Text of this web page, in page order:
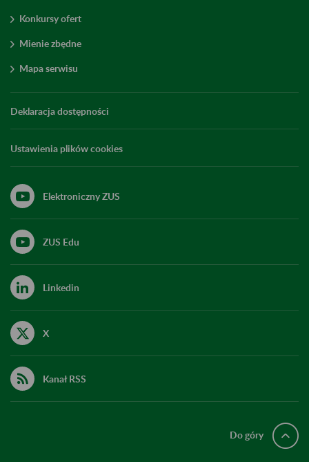
Konkursy ofert
Mienie zbędne
Mapa serwisu
Deklaracja dostępności
Ustawienia plików cookies
Elektroniczny ZUS
ZUS Edu
Linkedin
X
Kanał RSS
Do góry